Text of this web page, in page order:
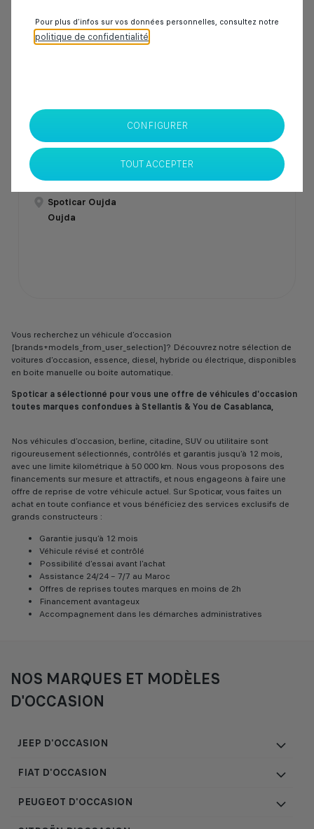
Dacia Sandero
1.5 DCI 85 SL TRENDY
145 000 Dhs
Spoticar Oujda
Oujda
Vous recherchez un véhicule d’occasion
[brands+models_from_user_selection]? Découvrez notre sélection de
voitures d’occasion, essence, diesel, hybride ou électrique, disponibles
en boite manuelle ou boite automatique.
Spoticar a sélectionné pour vous une offre de véhicules d'occasion
toutes marques confondues à Stellantis & You de Casablanca,
Nos véhicules d’occasion, berline, citadine, SUV ou utilitaire sont
rigoureusement sélectionnés, contrôlés et garantis jusqu’à 12 mois,
avec une limite kilométrique à 50 000 km. Nous vous proposons des
financements sur mesure et attractifs, et nous engageons à faire une
offre de reprise de votre véhicule actuel. Sur Spoticar, vous faites un
achat en toute confiance et vous bénéficiez des services exclusifs de
grands constructeurs :
Garantie jusqu’à 12 mois
Véhicule révisé et contrôlé
Possibilité d’essai avant l’achat
Assistance 24/24 – 7/7 au Maroc
Offres de reprises toutes marques en moins de 2h
Financement avantageux
Accompagnement dans les démarches administratives
NOS MARQUES ET MODÈLES
D'OCCASION
JEEP D'OCCASION
FIAT D'OCCASION
PEUGEOT D'OCCASION
Pour plus d’infos sur vos données personnelles, consultez notre
politique de confidentialité
CONFIGURER
TOUT ACCEPTER